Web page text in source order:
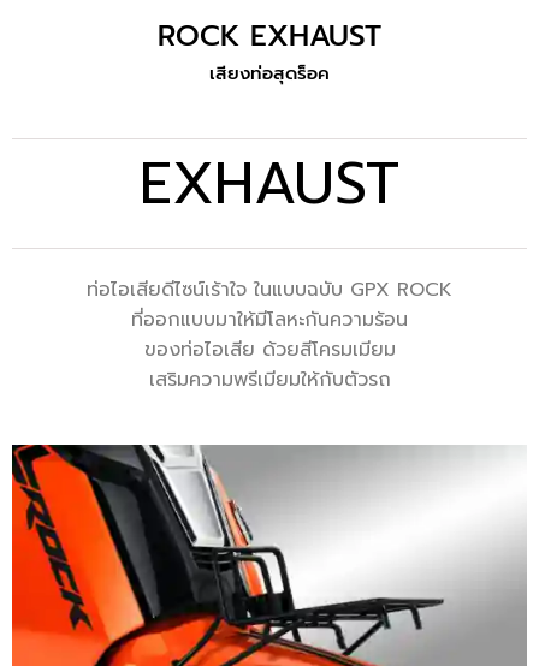
ROCK EXHAUST
เสียงท่อสุดร็อค
EXHAUST
ท่อไอเสียดีไซน์เร้าใจ ในแบบฉบับ GPX ROCK
ที่ออกแบบมาให้มีโลหะกันความร้อน
ของท่อไอเสีย ด้วยสีโครมเมียม
เสริมความพรีเมียมให้กับตัวรถ